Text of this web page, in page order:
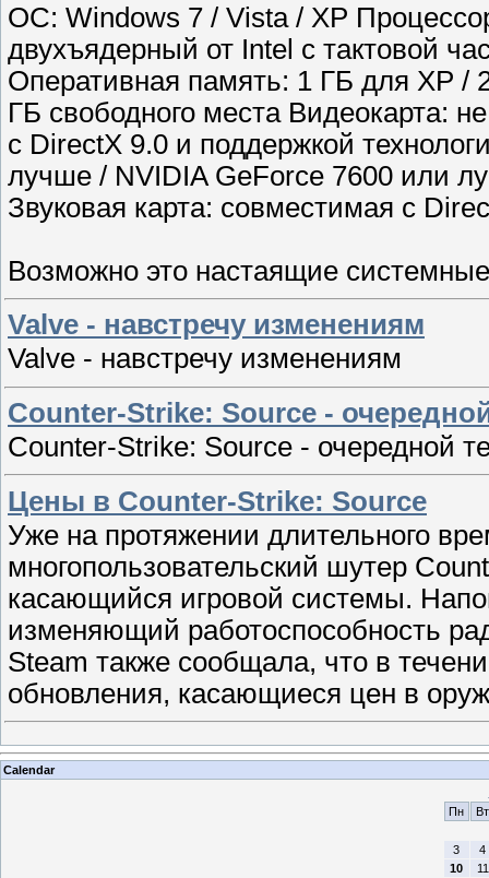
ОС: Windows 7 / Vista / XP
двухъядерный от Intel с тактовой
Оперативная память: 1 ГБ для XP /
ГБ свободного места Видеокарта:
с DirectX 9.0 и поддержкой
лучше / NVIDIA GeForce 7600 или
Звуковая карта: совместимая с
Возможно это настаящие
Valve - навстречу изменениям
Valve - навстречу изменениям
Counter-Strike: Source -
Counter-Strike: Source - очередной
Цены в Counter-Strike: Source
Уже на протяжении длительного
многопользовательский шутер
касающийся игровой системы.
изменяющий работоспособность
Steam также сообщала, что в
обновления, касающиеся цен в
Calendar
Пн
Вт
3
4
10
11